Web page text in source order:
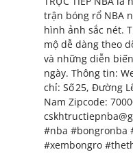
Science Hangouts
My Lab
My Company
School Science
Disease Science
trận bóng rổ NBA
hình ảnh sắc nét.
mộ dễ dàng theo
và những diễn
ngày. Thông tin:
chỉ: Số 25, Đường
Nam Zipcode:
#nba #bongronba
#xembongro